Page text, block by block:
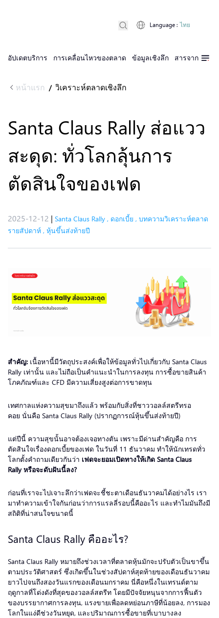
อัปเดตบริการ การเคลื่อนไหวของตลาด ข้อมูลเชิงลึก สารจาก D
Language : ไทย
หน้าแรก / วิเคราะห์ตลาดเชิงลึก
Santa Claus Rally ส่อแวว
สะดุด: ทั่วโลกลุ้นการ
ตัดสินใจของเฟด
2025-12-12 | Santa Claus Rally , ดอกเบี้ย , บทความวิเคราะห์ตลาด
รายสัปดาห์ , หุ้นขึ้นส่งท้ายปี
สำคัญ: เนื้อหานี้มีวัตถุประสงค์เพื่อให้ข้อมูลทั่วไปเกี่ยวกับ Santa Claus
Rally เท่านั้น และไม่ถือเป็นคำแนะนำในการลงทุน การซื้อขายสินค้า
โภคภัณฑ์และ CFD มีความเสี่ยงสูงต่อการขาดทุน
เทศกาลแห่งความสุขมาถึงแล้ว พร้อมกับสิ่งที่ชาววอลล์สตรีทรอ
คอย นั่นคือ Santa Claus Rally (ปรากฏการณ์หุ้นขึ้นส่งท้ายปี)
แต่ปีนี้ ความสุขนั้นอาจต้องเจอทางตัน เพราะมีด่านสำคัญคือ การ
ตัดสินใจเรื่องดอกเบี้ยของเฟด ในวันที่ 11 ธันวาคม ทำให้นักเทรดทั่ว
โลกตั้งคำถามเดียวกันว่า เฟดจะยอมเปิดทางให้เกิด Santa Claus
Rally หรือจะดับฝันนี้ลง?
ก่อนที่เราจะไปเจาะลึกว่าเฟดจะชี้ชะตาเดือนธันวาคมได้อย่างไร เรา
มาทำความเข้าใจกันก่อนว่าการแรลลี่รอบนี้คืออะไร และทำไมมันถึงมี
สถิติที่น่าสนใจขนาดนี้
Santa Claus Rally คืออะไร?
Santa Claus Rally หมายถึงช่วงเวลาที่ตลาดหุ้นมักจะปรับตัวเป็นขาขึ้น
ตามประวัติศาสตร์ ซึ่งเกิดขึ้นในช่วงสัปดาห์สุดท้ายของเดือนธันวาคม
ยาวไปจนถึงสองวันแรกของเดือนมกราคม นี่คือหนึ่งในเทรนด์ตาม
ฤดูกาลที่โด่งดังที่สุดของวอลล์สตรีท โดยมีปัจจัยหนุนจากการฟื้นตัว
ของบรรยากาศการลงทุน, แรงขายเพื่อลดหย่อนภาษีที่น้อยลง, การมอง
โลกในแง่ดีช่วงวันหยุด, และปริมาณการซื้อขายที่เบาบางลง